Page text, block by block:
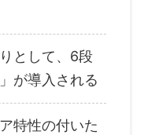
として、6段
が導入される
特性の付いた